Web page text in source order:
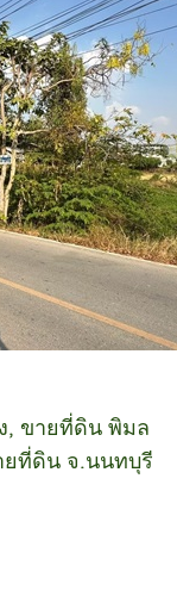
, ขายที่ดิน พิมล
ที่ดิน จ.นนทบุรี